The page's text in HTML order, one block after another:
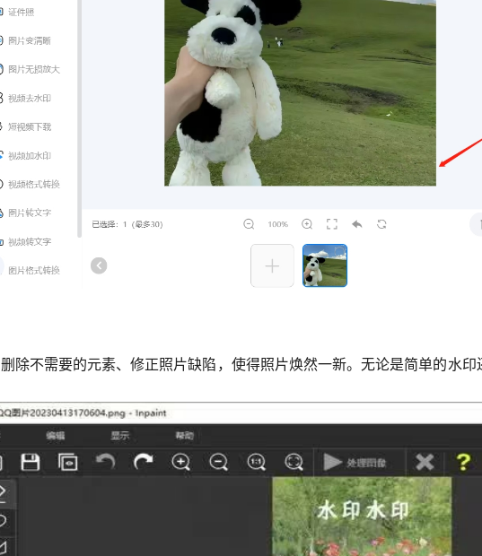
删除不需要的元素、修正照片缺陷，使得照片焕然一新。无论是简单的水印